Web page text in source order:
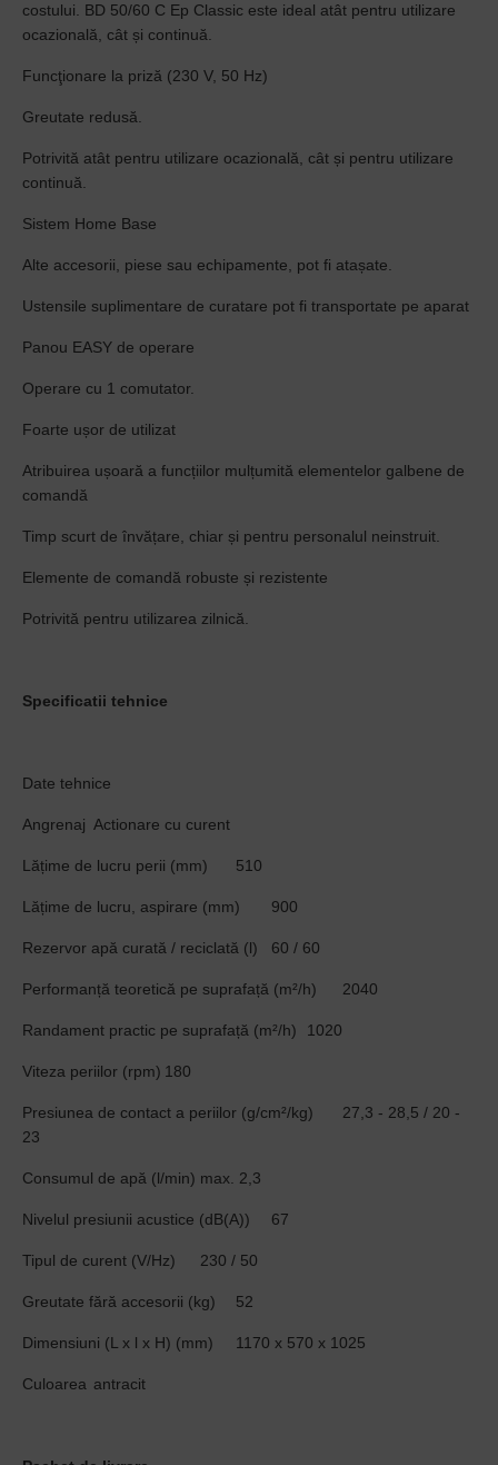
costului. BD 50/60 C Ep Classic este ideal atât pentru utilizare
ocazională, cât și continuă.
Funcţionare la priză (230 V, 50 Hz)
Greutate redusă.
Potrivită atât pentru utilizare ocazională, cât și pentru utilizare
continuă.
Sistem Home Base
Alte accesorii, piese sau echipamente, pot fi atașate.
Ustensile suplimentare de curatare pot fi transportate pe aparat
Panou EASY de operare
Operare cu 1 comutator.
Foarte ușor de utilizat
Atribuirea ușoară a funcțiilor mulțumită elementelor galbene de
comandă
Timp scurt de învățare, chiar și pentru personalul neinstruit.
Elemente de comandă robuste și rezistente
Potrivită pentru utilizarea zilnică.
Specificatii tehnice
Date tehnice
Angrenaj Actionare cu curent
Lățime de lucru perii (mm) 510
Lățime de lucru, aspirare (mm) 900
Rezervor apă curată / reciclată (l) 60 / 60
Performanță teoretică pe suprafață (m²/h) 2040
Randament practic pe suprafață (m²/h) 1020
Viteza periilor (rpm) 180
Presiunea de contact a periilor (g/cm²/kg)
27,3 - 28,5 / 20 -
23
Consumul de apă (l/min) max. 2,3
Nivelul presiunii acustice (dB(A)) 67
Tipul de curent (V/Hz) 230 / 50
Greutate fără accesorii (kg) 52
Dimensiuni (L x l x H) (mm) 1170 x 570 x 1025
Culoarea antracit